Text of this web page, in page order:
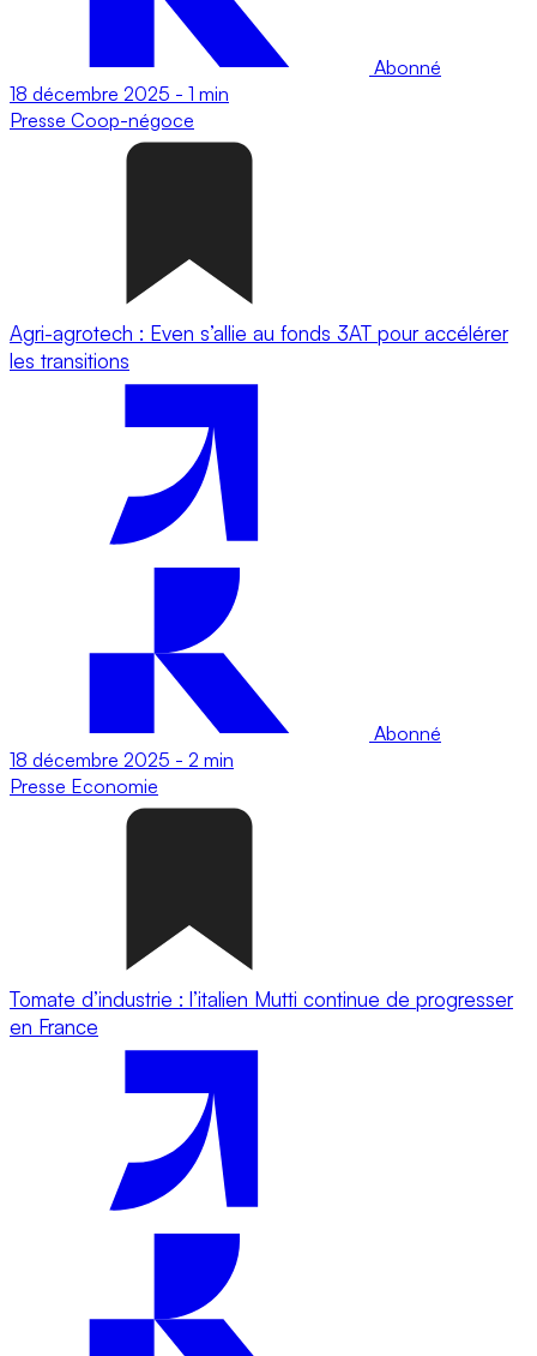
Abonné
18 décembre 2025 - 1 min
Presse Coop-négoce
Agri-agrotech : Even s’allie au fonds 3AT pour accélérer
les transitions
Abonné
18 décembre 2025 - 2 min
Presse Economie
Tomate d’industrie : l’italien Mutti continue de progresser
en France